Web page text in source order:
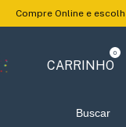
Compre Online e escolha
CARRINHO
0
Buscar